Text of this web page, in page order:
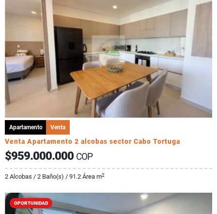
Apartamento Venta
Venta Apartamento 2 alcobas sector Cabo Tortuga
$959.000.000 COP
2 Alcobas / 2 Baño(s) / 91.2 Área m2
OPORTUNIDAD